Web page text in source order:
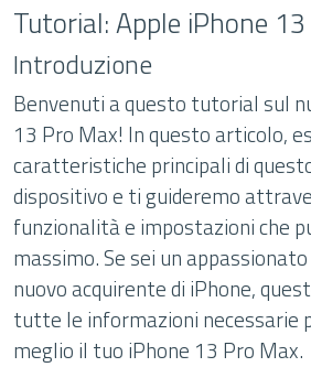
Tutorial: Apple iPhone
Introduzione
Benvenuti a questo tutorial sul
13 Pro Max! In questo articolo,
caratteristiche principali di
dispositivo e ti guideremo
funzionalità e impostazioni che
massimo. Se sei un
nuovo acquirente di iPhone,
tutte le informazioni necessarie
meglio il tuo iPhone 13 Pro Max.